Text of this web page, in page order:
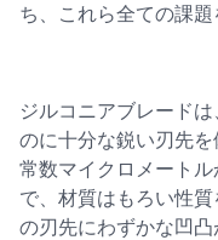
ち、これら全ての課題
ジルコニアブレード
のに十分な鋭い刃先
常数マイクロメート
で、材質はもろい性
の刃先にわずかな凹